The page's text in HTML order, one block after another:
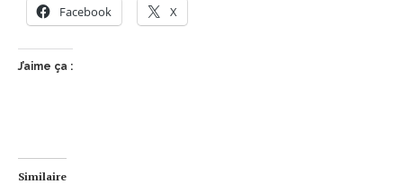
Facebook X
J’aime ça :
Similaire